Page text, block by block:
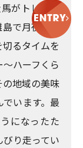
がトレーニ
で月夜の中
るタイムを
ハーフくら
地域の美味
います。最
になったた
り走ってい